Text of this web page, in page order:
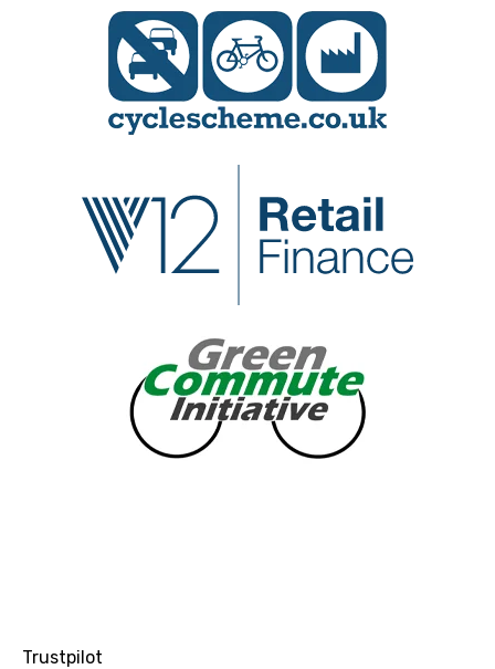
Trustpilot